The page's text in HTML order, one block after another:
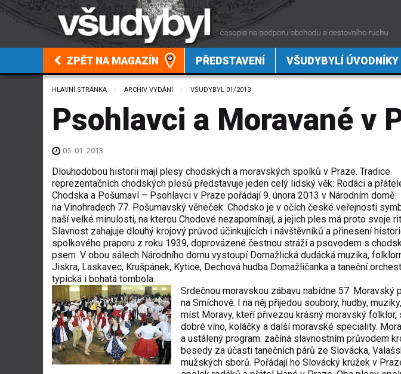
ZPĚT NA MAGAZÍN PŘEDSTAVENÍ VŠUDYBYLÍ ÚVODNÍKY
HLAVNÍ STRÁNKA ARCHIV VYDÁNÍ VŠUDYBYL 01/2013
Psohlavci a Moravané v
05. 01. 2013
Dlouhodobou historii mají plesy chodských a moravských spolků v Praze. Tradice
reprezentačních chodských plesů představuje jeden celý lidský věk: Rodáci a
Chodska a Pošumaví – Psohlavci v Praze pořádají 9. února 2013 v Národním domě
na Vinohradech 77. Pošumavský věneček. Chodsko je v očích české veřejnosti
naší velké minulosti, na kterou Chodové nezapomínají, a jejich ples má proto svoje
Slavnost zahajuje dlouhý krojový průvod účinkujících i návštěvníků a přinesení
spolkového praporu z roku 1939, doprovázené čestnou stráží a psovodem s
psem. V obou sálech Národního domu vystoupí Domažlická dudácká muzika,
Jiskra, Laskavec, Krušpánek, Kytice, Dechová hudba Domažličanka a taneční
typická i bohatá tombola.
Srdečnou moravskou zábavu nabídne 57. Moravský
na Smíchově. I na něj přijedou soubory, hudby,
míst Moravy, kteří přivezou krásný moravský folklor,
dobré víno, koláčky a další moravské speciality.
a ustálený program: začíná slavnostním průvodem
besedy za účasti tanečních párů ze Slovácka,
mužských sborů. Pořádají ho Slovácký krúžek v